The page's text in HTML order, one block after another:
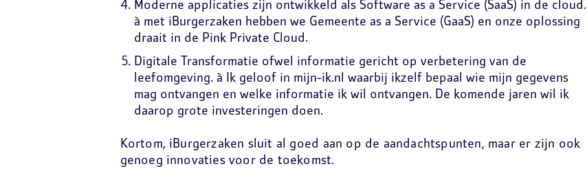
Moderne applicaties zijn ontwikkeld als Software as a Service (SaaS) in de cloud.
à met iBurgerzaken hebben we Gemeente as a Service (GaaS) en onze oplossing
draait in de Pink Private Cloud.
Digitale Transformatie ofwel informatie gericht op verbetering van de
leefomgeving. à Ik geloof in mijn-ik.nl waarbij ikzelf bepaal wie mijn gegevens
mag ontvangen en welke informatie ik wil ontvangen. De komende jaren wil ik
daarop grote investeringen doen.
Kortom, iBurgerzaken sluit al goed aan op de aandachtspunten, maar er zijn ook
genoeg innovaties voor de toekomst.